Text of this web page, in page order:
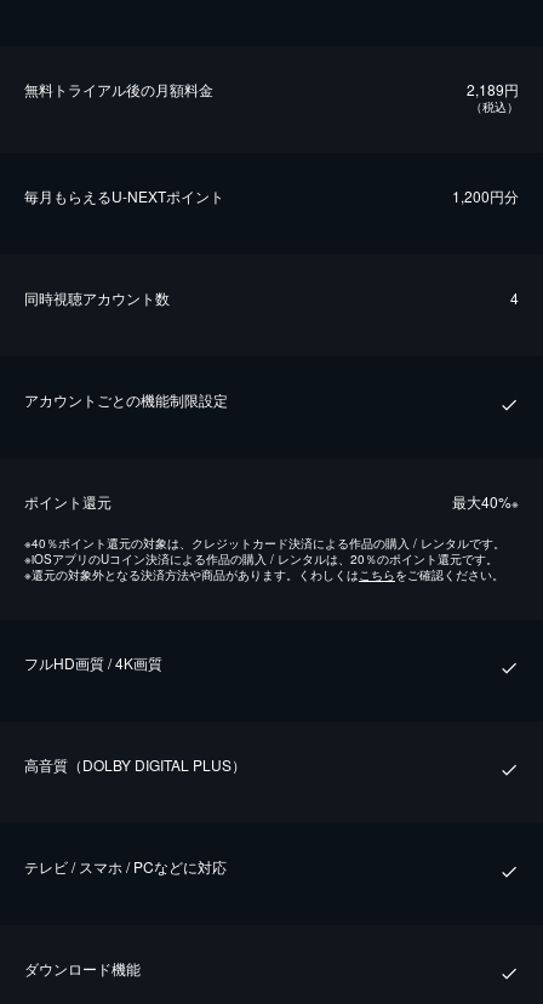
無料トライアル後の⽉額料金 2,189円
（税込）
毎⽉もらえるU-NEXTポイント 1,200円分
同時視聴アカウント数 4
アカウントごとの機能制限設定
ポイント還元 最⼤40%※
※40％ポイント還元の対象は、クレジットカード決済による作品の購入 / レンタルです。
※iOSアプリのUコイン決済による作品の購入 / レンタルは、20％のポイント還元です。
※還元の対象外となる決済方法や商品があります。くわしくはこちらをご確認ください。
フルHD画質 / 4K画質
⾼⾳質（DOLBY DIGITAL PLUS）
テレビ / スマホ / PCなどに対応
ダウンロード機能